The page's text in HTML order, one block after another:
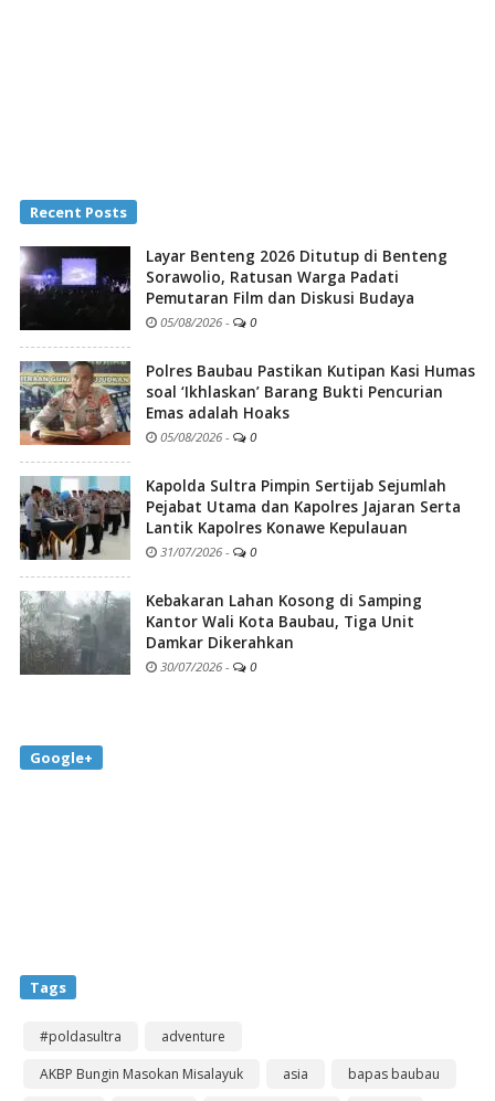
Recent Posts
Layar Benteng 2026 Ditutup di Benteng
Sorawolio, Ratusan Warga Padati
Pemutaran Film dan Diskusi Budaya
05/08/2026 - 0
Polres Baubau Pastikan Kutipan Kasi Humas
soal ‘Ikhlaskan’ Barang Bukti Pencurian
Emas adalah Hoaks
05/08/2026 - 0
Kapolda Sultra Pimpin Sertijab Sejumlah
Pejabat Utama dan Kapolres Jajaran Serta
Lantik Kapolres Konawe Kepulauan
31/07/2026 - 0
Kebakaran Lahan Kosong di Samping
Kantor Wali Kota Baubau, Tiga Unit
Damkar Dikerahkan
30/07/2026 - 0
Google+
Tags
#poldasultra
adventure
AKBP Bungin Masokan Misalayuk
asia
bapas baubau